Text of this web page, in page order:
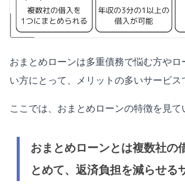
おまとめローンは多重債務で悩む方やロ
い方にとって、メリットの多いサービス
ここでは、おまとめローンの特徴を見て
おまとめローンとは複数社の
とめて、返済負担を減らせる